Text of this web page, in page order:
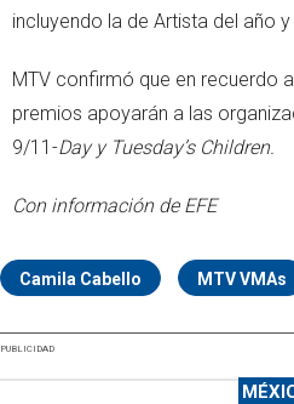
incluyendo la de Artista del año y
MTV confirmó que en recuerdo
premios apoyarán a las
9/11-Day y Tuesday’s Children.
Con información de EFE
Camila Cabello MTV VMAs
PUBLICIDAD